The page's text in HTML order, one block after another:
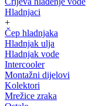
Hladnjaci
+
Čep hladnjaka
Hladnjak ulja
Hladnjak vode
Intercooler
Montažni dijelovi
Kolektori
Mrežice zraka